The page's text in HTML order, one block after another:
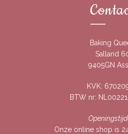
Baking
Salland
9405GN
KVK:
BTW nr:
Onze online shop is